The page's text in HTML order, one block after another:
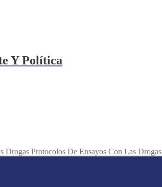
Y Política
Protocolos De Ensayos Con Las Drogas